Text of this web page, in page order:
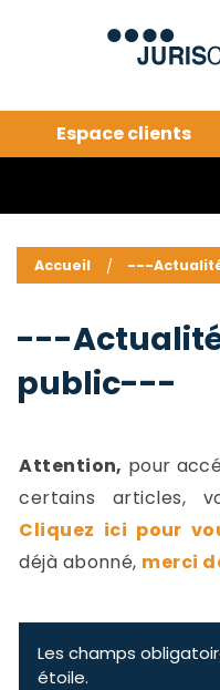
Espace clients
Accueil ---
---
public---
Attention, pour
certains articles,
Cliquez ici pour
déjà abonné, merci
Les champs
étoile.